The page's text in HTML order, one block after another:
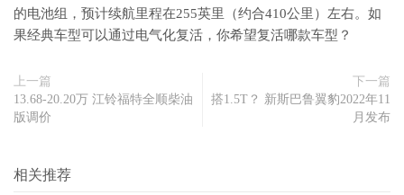
的电池组，预计续航里程在255英里（约合410公里）左右。如
果经典车型可以通过电气化复活，你希望复活哪款车型？
上一篇
13.68-20.20万 江铃福特全顺柴油
版调价
下一篇
搭1.5T？ 新斯巴鲁翼豹2022年11
月发布
相关推荐